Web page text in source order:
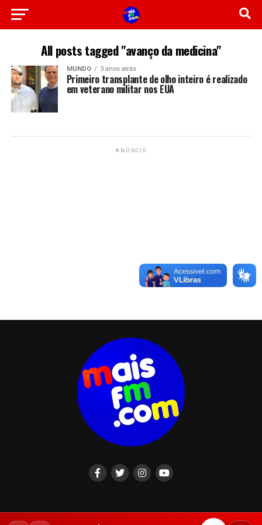
All posts tagged "avanço da medicina"
MUNDO 3 anos atrás
Primeiro transplante de olho inteiro é realizado
em veterano militar nos EUA
ANÚNCIO